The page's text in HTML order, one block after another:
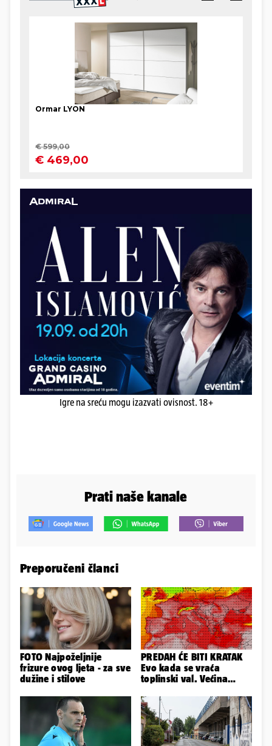
Igre na sreću mogu izazvati ovisnost. 18+
Prati naše kanale
Preporučeni članci
FOTO Najpoželjnije
frizure ovog ljeta - za sve
dužine i stilove
PREDAH ĆE BITI KRATAK
Evo kada se vraća
toplinski val. Većina